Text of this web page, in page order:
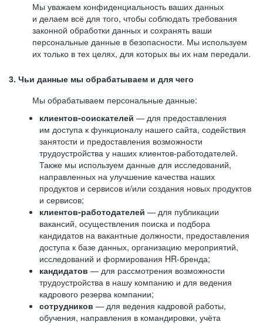
Мы уважаем конфиденциальность ваших данных
и делаем всё для того, чтобы соблюдать требования
законной обработки данных и сохранять ваши
персональные данные в безопасности. Мы используем
их только в тех целях, для которых вы их нам передали.
3. Чьи данные мы обрабатываем и для чего
Мы обрабатываем персональные данные:
клиентов-соискателей — для предоставления
им доступа к функционалу нашего сайта, содействия
занятости и предоставления возможности
трудоустройства у наших клиентов-работодателей.
Также мы используем данные для исследований,
направленных на улучшение качества наших
продуктов и сервисов и/или создания новых продуктов
и сервисов;
клиентов-работодателей — для публикации
вакансий, осуществления поиска и подбора
кандидатов на вакантные должности, предоставления
доступа к базе данных, организацию мероприятий,
исследований и формирования HR-бренда;
кандидатов — для рассмотрения возможности
трудоустройства в нашу компанию и для ведения
кадрового резерва компании;
сотрудников — для ведения кадровой работы,
обучения, направления в командировки, учёта